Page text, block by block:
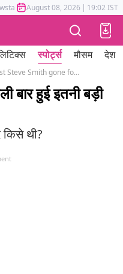
Mumbai Tak Astrotak
August 08, 2026 | 19:02 IST
स्पोर्ट्स मौसम देश
IND vs AUS 2nd test Steve Smith gone for the duck for the first time vs India thanks to Ravichandran Ashwin
बार हुई इतनी बड़ी
किसे थी?